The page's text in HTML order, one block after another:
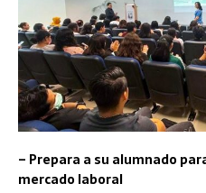
– Prepara a su alumnado
mercado laboral